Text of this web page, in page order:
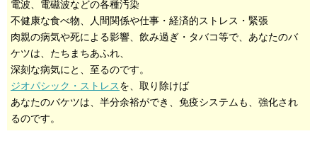
電波、電磁波などの各種汚染
不健康な食べ物、人間関係や仕事・経済的ストレス・緊張
肉親の病気や死による影響、飲み過ぎ・タバコ等で、あなたのバ
ケツは、たちまちあふれ、
深刻な病気にと、至るのです。
ジオパシック・ストレスを、取り除けば
あなたのバケツは、半分余裕ができ、免疫システムも、強化され
るのです。